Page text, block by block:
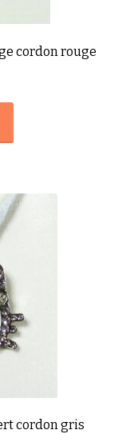
cordon rouge
cordon gris